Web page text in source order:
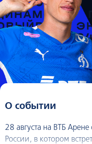
О событии
28 августа на ВТБ Арене
России, в котором